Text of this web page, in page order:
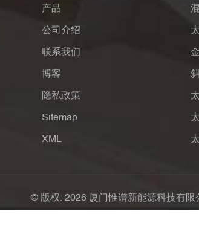
产品
公司介绍
联系我们
博客
隐私政策
Sitemap
XML
© 版权: 2026 厦门惟谱新能源科技有